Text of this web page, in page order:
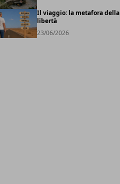
Il viaggio: la metafora della
libertà
23/06/2026